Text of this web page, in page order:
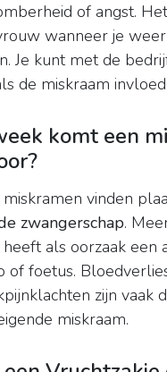
of angst.
wanneer je
Je kunt met de
de miskraam
komt een
vinden
zwangerschap.
als oorzaak een
of foetus.
zijn vaak
miskraam.